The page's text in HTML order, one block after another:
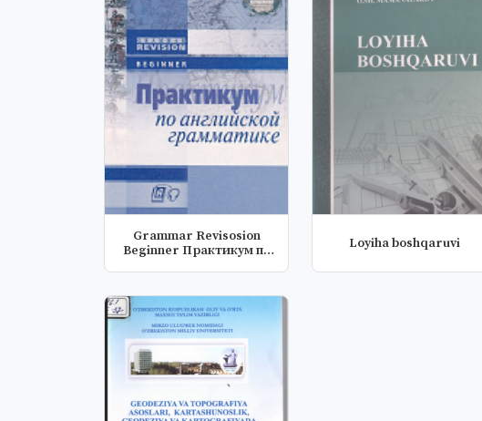
Grammar Revisosion
Beginner Практикум по
Loyiha boshqaruvi